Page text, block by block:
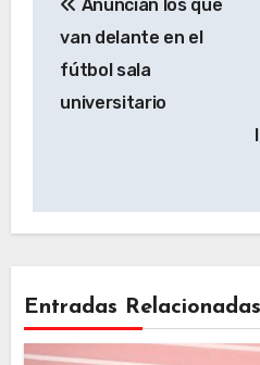
de
entradas
Anuncian los que
van delante en el
fútbol sala
universitario
Entradas Relacionadas